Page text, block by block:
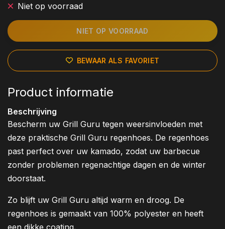
Niet op voorraad
NIET OP VOORRAAD
BEWAAR ALS FAVORIET
Product informatie
Beschrijving
Bescherm uw Grill Guru tegen weersinvloeden met
deze praktische Grill Guru regenhoes. De regenhoes
past perfect over uw kamado, zodat uw barbecue
zonder problemen regenachtige dagen en de winter
doorstaat.
Zo blijft uw Grill Guru altijd warm en droog. De
regenhoes is gemaakt van 100% polyester en heeft
een dikke coating.